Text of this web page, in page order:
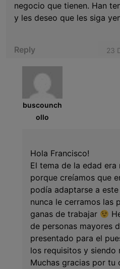
23
negocio que tienen. Han
y les deseo que les siga
Reply
buscounch
ollo
Hola Francisco!
El tema de la edad
porque creíamos que
podía adaptarse a
nunca le cerramos las
ganas de trabajar
de personas mayores
presentado para el
los requisitos y siendo
Muchas gracias por tu